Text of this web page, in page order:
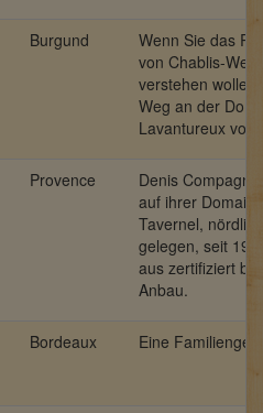
Burgund
Wenn Sie das
von Chablis-
verstehen
Weg an der
Lavantureux
Provence
Denis
auf ihrer
Tavernel,
gelegen, seit
aus zertifiziert
Anbau.
Bordeaux Eine